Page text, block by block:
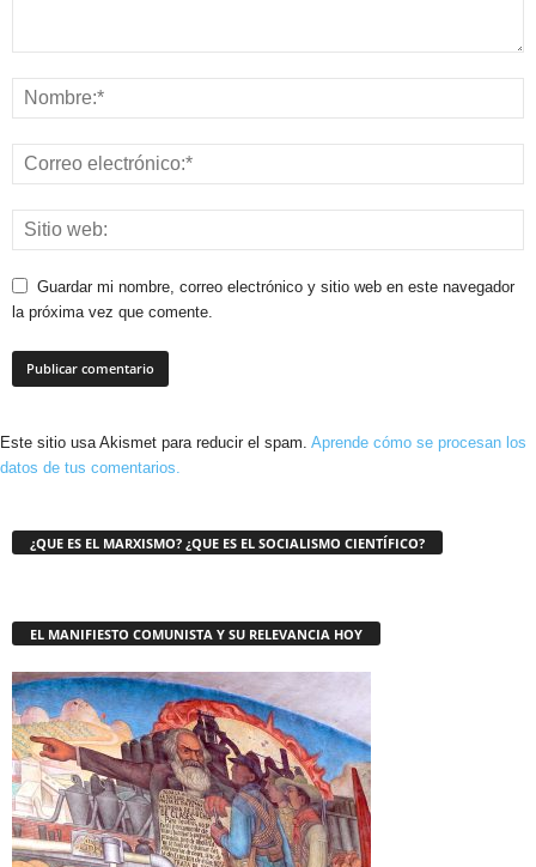
Guardar mi nombre, correo electrónico y sitio web en este navegador
la próxima vez que comente.
Este sitio usa Akismet para reducir el spam. Aprende cómo se procesan los
datos de tus comentarios.
¿QUE ES EL MARXISMO? ¿QUE ES EL SOCIALISMO CIENTÍFICO?
EL MANIFIESTO COMUNISTA Y SU RELEVANCIA HOY